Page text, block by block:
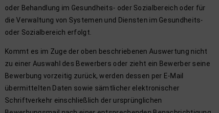
oder Behandlung im Gesundheits- oder Sozialbereich oder für
die Verwaltung von Systemen und Diensten im Gesundheits-
oder Sozialbereich erfolgt.
Kommt es im Zuge der oben beschriebenen Auswertung nicht
zu einer Auswahl des Bewerbers oder zieht ein Bewerber seine
Bewerbung vorzeitig zurück, werden dessen per E-Mail
übermittelten Daten sowie sämtlicher elektronischer
Schriftverkehr einschließlich der ursprünglichen